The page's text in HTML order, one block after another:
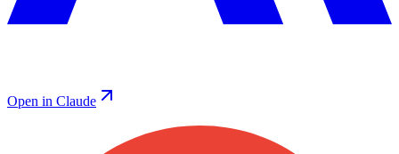
Open in Claude